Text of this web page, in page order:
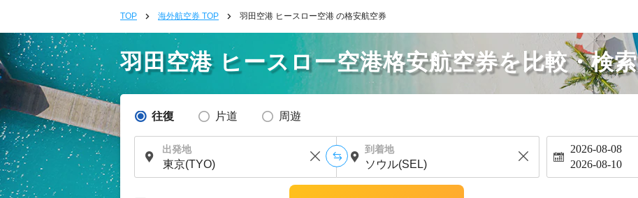
TOP 海外航空券 TOP 羽田空港 ヒースロー空港 の格安航空券
羽田空港 ヒースロー空港格安航空券を比較・検索
往復 片道 周遊
出発地 到着地 2026-08-08
2026-08-10